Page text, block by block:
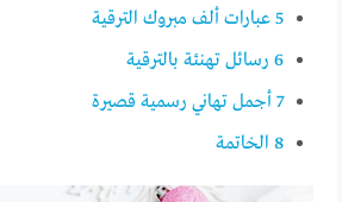
5 عبارات ألف مبروك الترقية
6 رسائل تهنئة بالترقية
7 أجمل تهاني رسمية قصيرة
8 الخاتمة